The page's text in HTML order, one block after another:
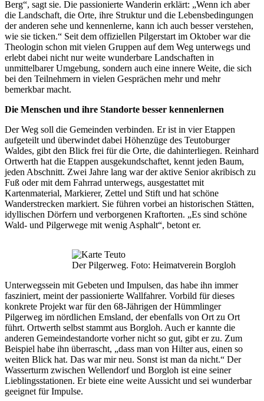
Berg“, sagt sie. Die passionierte Wanderin erklärt: „Wenn ich aber
die Landschaft, die Orte, ihre Struktur und die Lebensbedingungen
der anderen sehe und kennenlerne, kann ich auch besser verstehen,
wie sie ticken.“ Seit dem offiziellen Pilgerstart im Oktober war die
Theologin schon mit vielen Gruppen auf dem Weg unterwegs und
erlebt dabei nicht nur weite wunderbare Landschaften in
unmittelbarer Umgebung, sondern auch eine innere Weite, die sich
bei den Teilnehmern in vielen Gesprächen mehr und mehr
bemerkbar macht.
Die Menschen und ihre Standorte besser kennenlernen
Der Weg soll die Gemeinden verbinden. Er ist in vier Etappen
aufgeteilt und überwindet dabei Höhenzüge des Teutoburger
Waldes, gibt den Blick frei für die Orte, die dahinterliegen. Reinhard
Ortwerth hat die Etappen ausgekundschaftet, kennt jeden Baum,
jeden Abschnitt. Zwei Jahre lang war der aktive Senior akribisch zu
Fuß oder mit dem Fahrrad unterwegs, ausgestattet mit
Kartenmaterial, Markierer, Zettel und Stift und hat schöne
Wanderstrecken markiert. Sie führen vorbei an historischen Stätten,
idyllischen Dörfern und verborgenen Kraftorten. „Es sind schöne
Wald- und Pilgerwege mit wenig Asphalt“, betont er.
Der Pilgerweg. Foto: Heimatverein Borgloh
Unterwegssein mit Gebeten und Impulsen, das habe ihn immer
fasziniert, meint der passionierte Wallfahrer. Vorbild für dieses
konkrete Projekt war für den 68-Jährigen der Hümmlinger
Pilgerweg im nördlichen Emsland, der ebenfalls von Ort zu Ort
führt. Ortwerth selbst stammt aus Borgloh. Auch er kannte die
anderen Gemeindestandorte vorher nicht so gut, gibt er zu. Zum
Beispiel habe ihn überrascht, „dass man von Hilter aus, einen so
weiten Blick hat. Das war mir neu. Sonst ist man da nicht.“ Der
Wasserturm zwischen Wellendorf und Borgloh ist eine seiner
Lieblingsstationen. Er biete eine weite Aussicht und sei wunderbar
geeignet für Impulse.